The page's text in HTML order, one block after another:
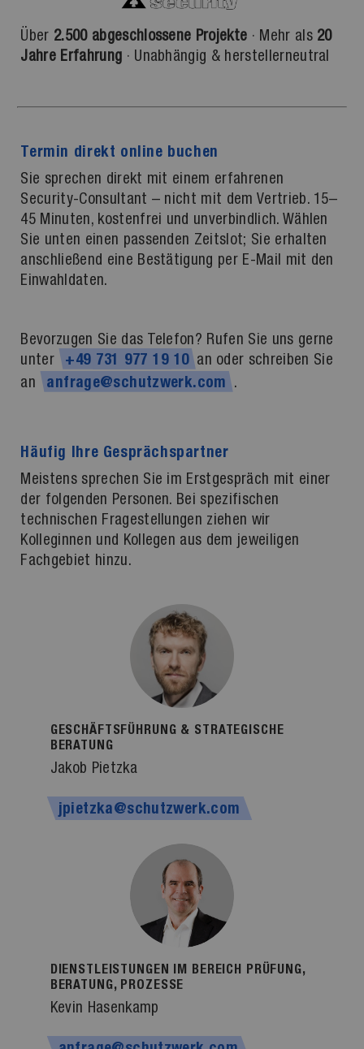
Über 2.500 abgeschlossene Projekte · Mehr als 20
Jahre Erfahrung · Unabhängig & herstellerneutral
Termin direkt online buchen
Sie sprechen direkt mit einem erfahrenen
Security-Consultant – nicht mit dem Vertrieb. 15–
45 Minuten, kostenfrei und unverbindlich. Wählen
Sie unten einen passenden Zeitslot; Sie erhalten
anschließend eine Bestätigung per E-Mail mit den
Einwahldaten.
Bevorzugen Sie das Telefon? Rufen Sie uns gerne
unter
+49 731 977 19 10 an oder schreiben Sie
an
anfrage@schutzwerk.com .
Häufig Ihre Gesprächspartner
Meistens sprechen Sie im Erstgespräch mit einer
der folgenden Personen. Bei spezifischen
technischen Fragestellungen ziehen wir
Kolleginnen und Kollegen aus dem jeweiligen
Fachgebiet hinzu.
GESCHÄFTSFÜHRUNG & STRATEGISCHE
BERATUNG
Jakob Pietzka
jpietzka@schutzwerk.com
DIENSTLEISTUNGEN IM BEREICH PRÜFUNG,
BERATUNG, PROZESSE
Kevin Hasenkamp